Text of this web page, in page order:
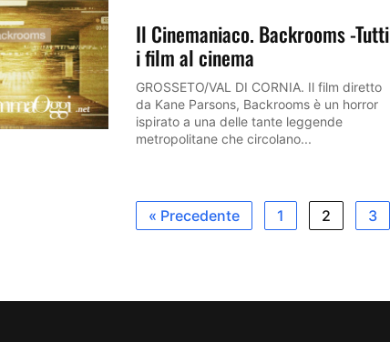
Il Cinemaniaco. Backrooms -Tutti
i film al cinema
GROSSETO/VAL DI CORNIA. Il film diretto
da Kane Parsons, Backrooms è un horror
ispirato a una delle tante leggende
metropolitane che circolano...
« Precedente 1 2 3